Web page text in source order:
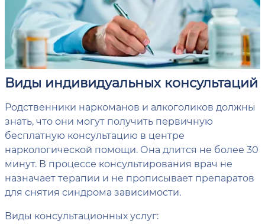
Виды индивидуальных консультаций
Родственники наркоманов и алкоголиков должны
знать, что они могут получить первичную
бесплатную консультацию в центре
наркологической помощи. Она длится не более 30
минут. В процессе консультирования врач не
назначает терапии и не прописывает препаратов
для снятия синдрома зависимости.
Виды консультационных услуг: